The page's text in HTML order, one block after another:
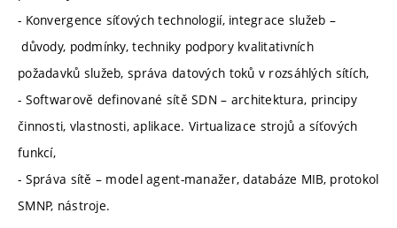
- Konvergence síťových technologií, integrace služeb –
důvody, podmínky, techniky podpory kvalitativních
požadavků služeb, správa datových toků v rozsáhlých sítích,
- Softwarově definované sítě SDN – architektura, principy
činnosti, vlastnosti, aplikace. Virtualizace strojů a síťových
funkcí,
- Správa sítě – model agent-manažer, databáze MIB, protokol
SMNP, nástroje.